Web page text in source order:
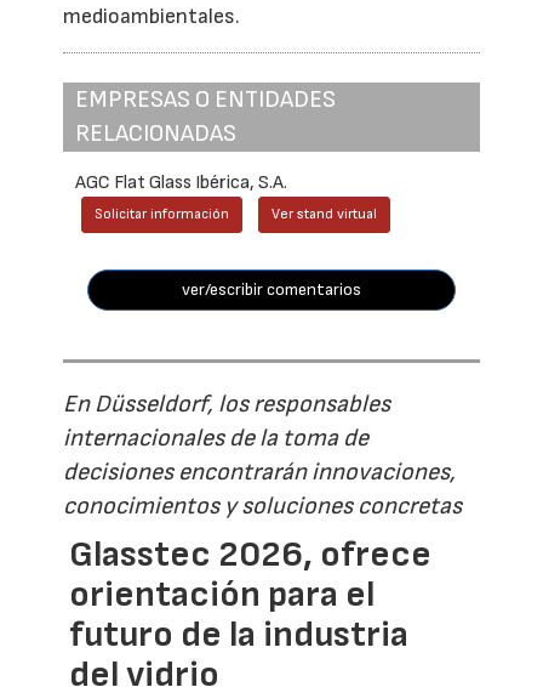
medioambientales.
EMPRESAS O ENTIDADES
RELACIONADAS
AGC Flat Glass Ibérica, S.A.
Solicitar información Ver stand virtual
ver/escribir comentarios
En Düsseldorf, los responsables
internacionales de la toma de
decisiones encontrarán innovaciones,
conocimientos y soluciones concretas
Glasstec 2026, ofrece
orientación para el
futuro de la industria
del vidrio